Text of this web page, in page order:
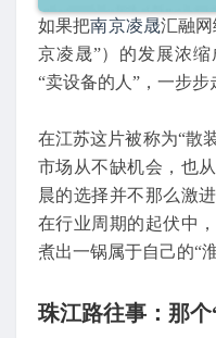
如果把南京凌晟汇融
京凌晟”）的发展浓
“卖设备的人”，一步步
在江苏这片被称为“散
市场从不缺机会，也
晨的选择并不那么激
在行业周期的起伏中
煮出一锅属于自己的“淮
珠江路往事：那